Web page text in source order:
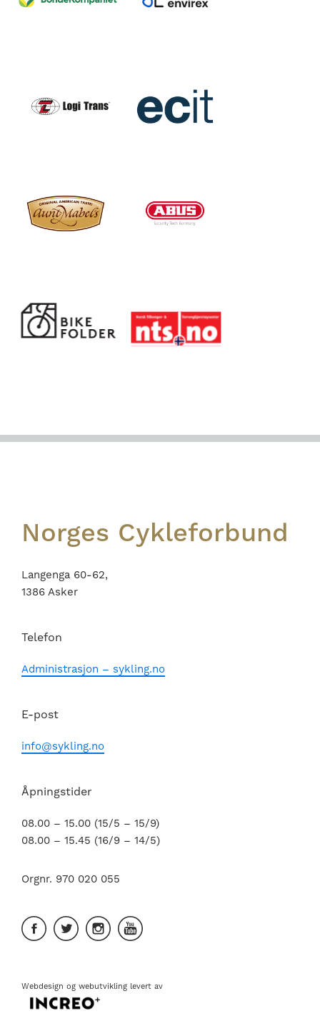
Footer
Norges Cykleforbund
Langenga 60-62,
1386 Asker
Telefon
Administrasjon – sykling.no
E-post
info@sykling.no
Åpningstider
08.00 – 15.00 (15/5 – 15/9)
08.00 – 15.45 (16/9 – 14/5)
Orgnr. 970 020 055
Webdesign og webutvikling levert av